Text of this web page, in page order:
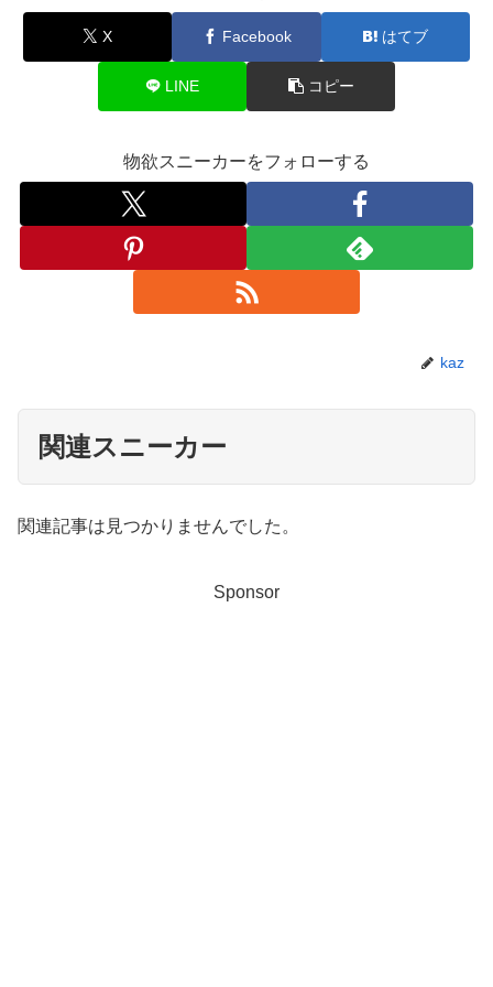
X Facebook はてブ
LINE コピー
物欲スニーカーをフォローする
kaz
関連スニーカー
関連記事は見つかりませんでした。
Sponsor